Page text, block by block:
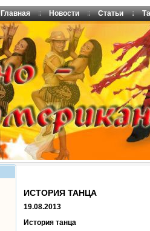
Главная Новости Статьи
ИСТОРИЯ ТАНЦА
19.08.2013
История танца